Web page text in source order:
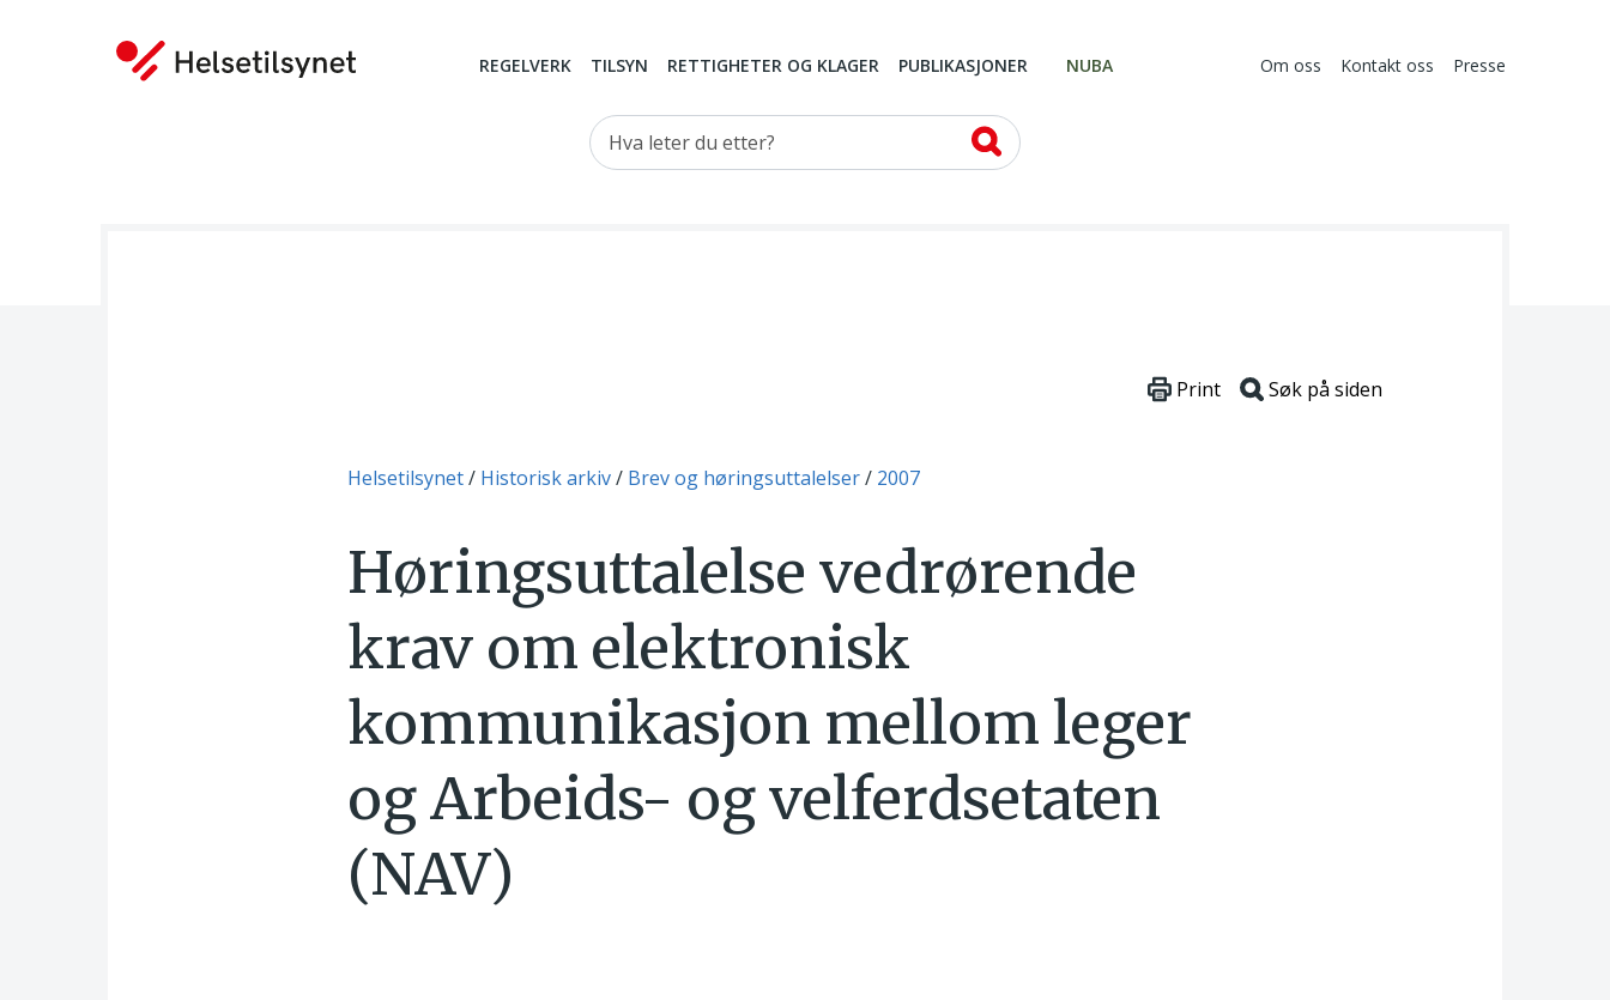
REGELVERK TILSYN RETTIGHETER OG KLAGER PUBLIKASJONER NUBA Om oss Kontakt oss Presse
Hva leter du etter?
Du er her:
Helsetilsynet Historisk arkiv Brev og høringsuttalelser 2007
Print Søk på siden
Høringsuttalelse vedrørende
krav om elektronisk
kommunikasjon mellom leger
og Arbeids- og velferdsetaten
(NAV)